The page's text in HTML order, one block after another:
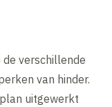
verschillende
van hinder.
uitgewerkt